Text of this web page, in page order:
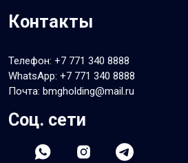
Контакты
Телефон: +7 771 340 8888
WhatsApp: +7 771 340 8888
Почта: bmgholding@mail.ru
Соц. сети